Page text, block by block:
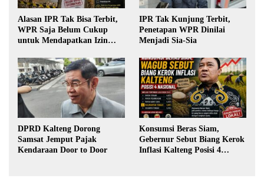
Alasan IPR Tak Bisa Terbit,
WPR Saja Belum Cukup
untuk Mendapatkan Izin
IPR Tak Kunjung Terbit,
Penetapan WPR Dinilai
Menjadi Sia-Sia
DPRD Kalteng Dorong
Samsat Jemput Pajak
Kendaraan Door to Door
Konsumsi Beras Siam,
Gebernur Sebut Biang Kerok
Inflasi Kalteng Posisi 4